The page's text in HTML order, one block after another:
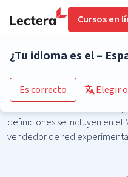
Cursos en
¿Tu idioma es el –
Es correcto Elegir
Network
En esta sección, aprenderás
definiciones se incluyen en el
vendedor de red